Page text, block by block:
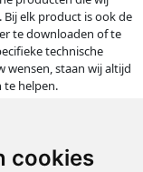
cookies
elk product is ook de
te downloaden of te
technische
wensen, staan wij altijd
te helpen.